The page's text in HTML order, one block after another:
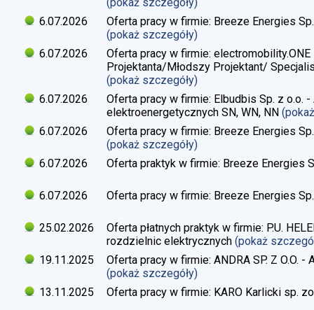
6.07.2026
Oferta pracy w firmie: Breeze Energies
(pokaż szczegóły)
6.07.2026
Oferta pracy w firmie:
Projektanta/Młodszy Projektant/
(pokaż szczegóły)
6.07.2026
Oferta pracy w firmie: Elbudbis Sp. z
elektroenergetycznych SN, WN, NN
6.07.2026
Oferta pracy w firmie: Breeze Energies
(pokaż szczegóły)
6.07.2026
Oferta praktyk w firmie: Breeze Energies
6.07.2026 Oferta pracy w firmie: Breeze Energies
25.02.2026
Oferta płatnych praktyk w firmie: P.U.
rozdzielnic elektrycznych (pokaż
19.11.2025
Oferta pracy w firmie: ANDRA SP. Z O.O.
(pokaż szczegóły)
13.11.2025
Oferta pracy w firmie: KARO Karlicki sp.